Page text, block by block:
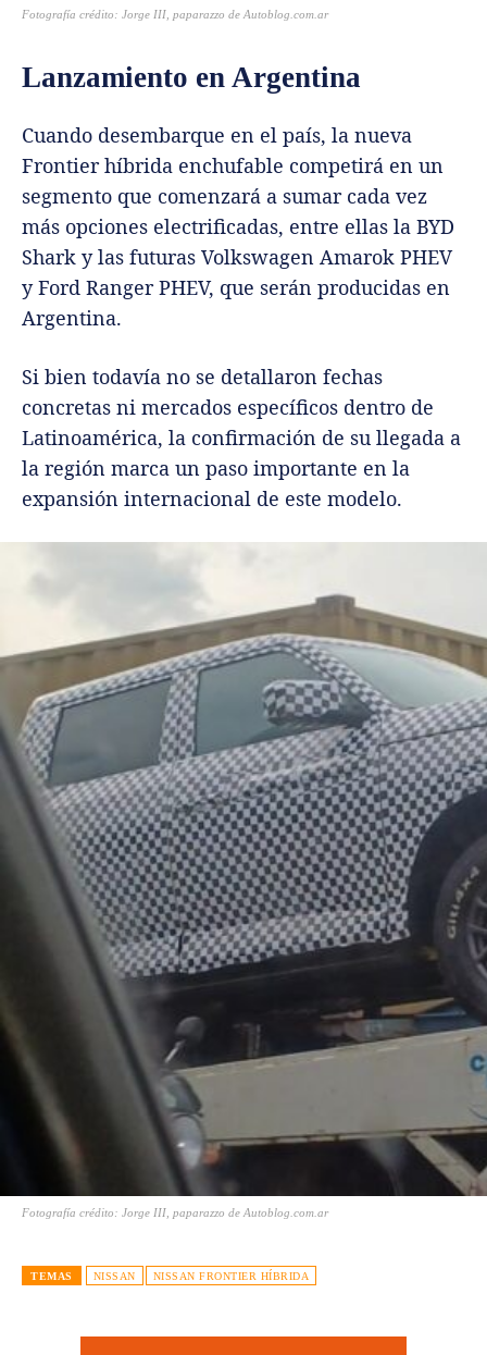
Fotografía crédito: Jorge III, paparazzo de Autoblog.com.ar
Lanzamiento en Argentina
Cuando desembarque en el país, la nueva
Frontier híbrida enchufable competirá en un
segmento que comenzará a sumar cada vez
más opciones electrificadas, entre ellas la BYD
Shark y las futuras Volkswagen Amarok PHEV
y Ford Ranger PHEV, que serán producidas en
Argentina.
Si bien todavía no se detallaron fechas
concretas ni mercados específicos dentro de
Latinoamérica, la confirmación de su llegada a
la región marca un paso importante en la
expansión internacional de este modelo.
Fotografía crédito: Jorge III, paparazzo de Autoblog.com.ar
TEMAS NISSAN NISSAN FRONTIER HÍBRIDA